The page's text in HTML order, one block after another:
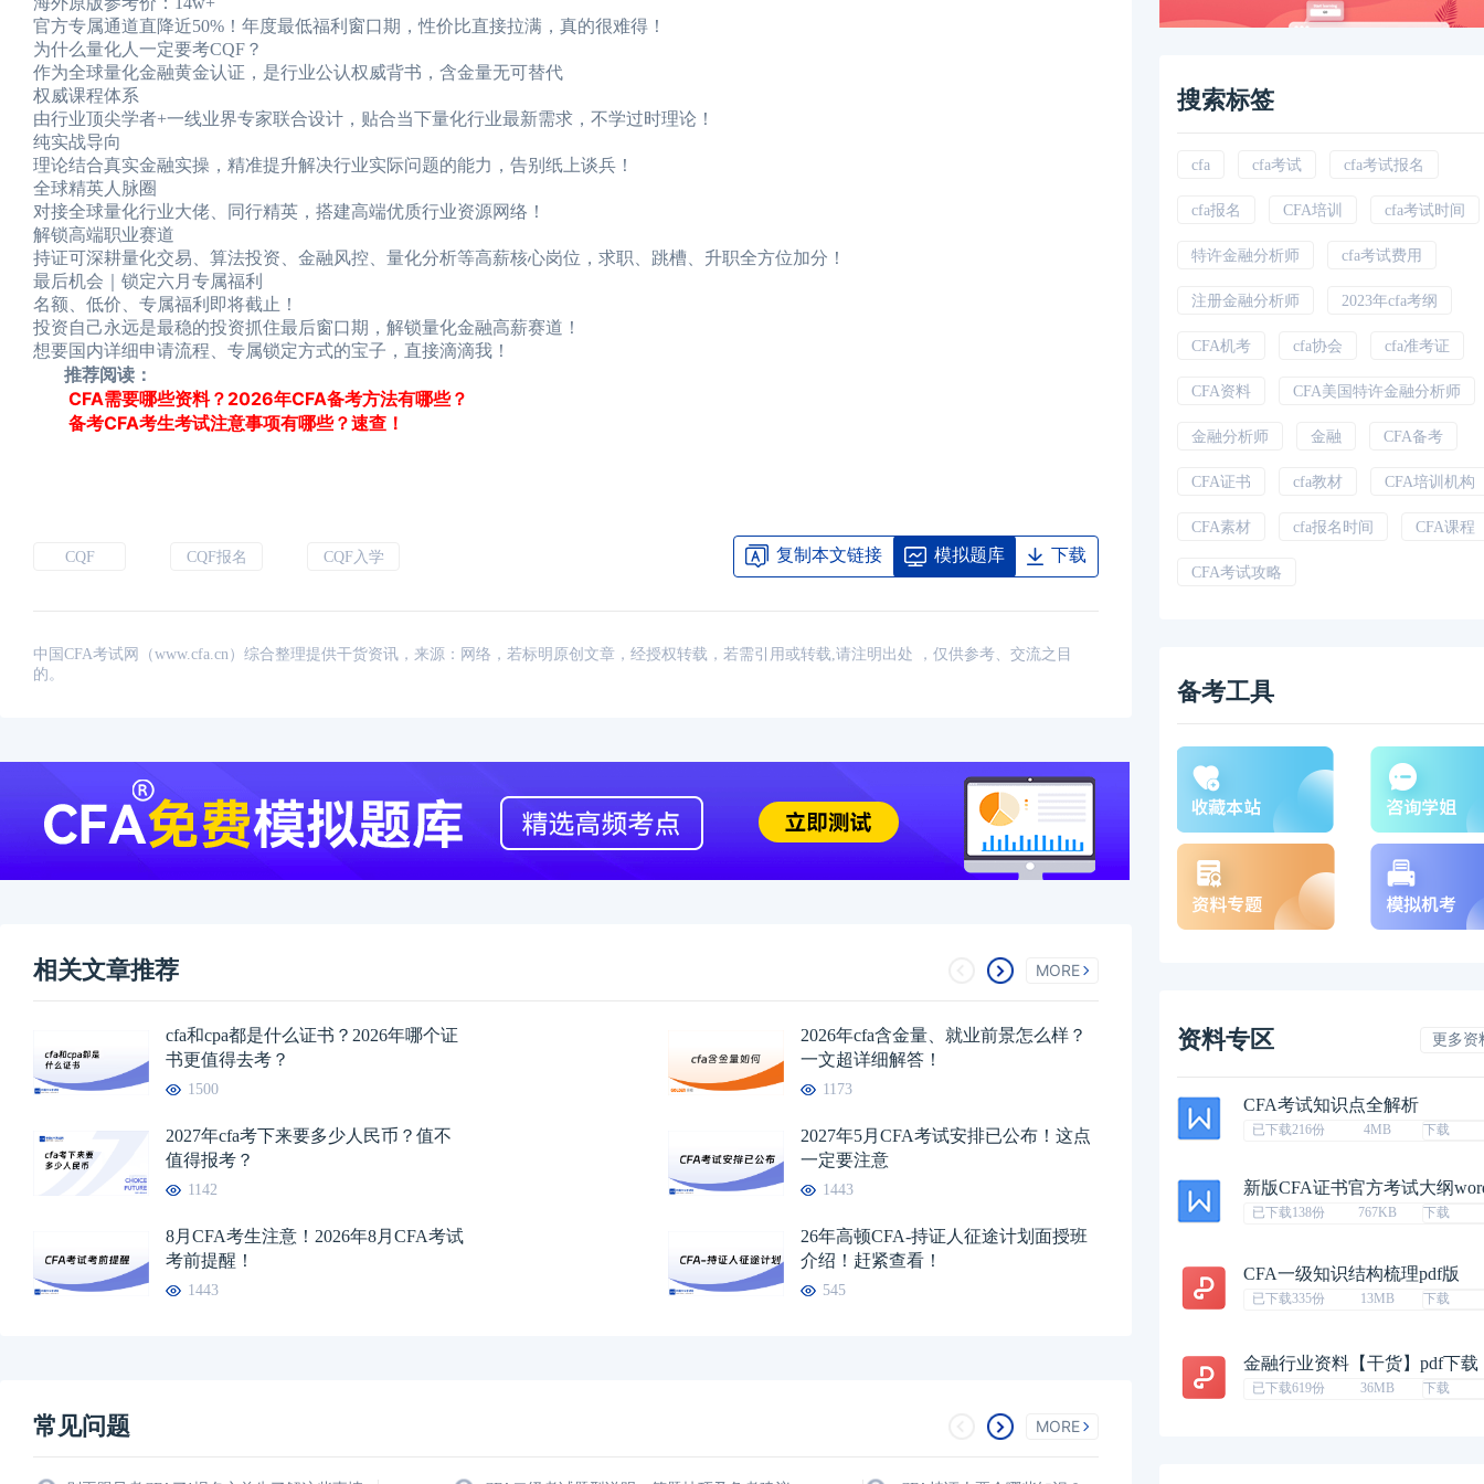
官方专属通道直降近50%！年度最低福利窗口期，性价比直接拉满，真的很难得！
为什么量化人一定要考CQF？
作为全球量化金融黄金认证，是行业公认权威背书，含金量无可替代
权威课程体系
由行业顶尖学者+一线业界专家联合设计，贴合当下量化行业最新需求，不学过时理论！
纯实战导向
理论结合真实金融实操，精准提升解决行业实际问题的能力，告别纸上谈兵！
全球精英人脉圈
对接全球量化行业大佬、同行精英，搭建高端优质行业资源网络！
解锁高端职业赛道
持证可深耕量化交易、算法投资、金融风控、量化分析等高薪核心岗位，求职、跳槽、升职全方位加分！
最后机会｜锁定六月专属福利
名额、低价、专属福利即将截止！
投资自己永远是最稳的投资抓住最后窗口期，解锁量化金融高薪赛道！
想要国内详细申请流程、专属锁定方式的宝子，直接滴滴我！
推荐阅读：
CFA需要哪些资料？2026年CFA备考方法有哪些？
备考CFA考生考试注意事项有哪些？速查！
CQF CQF报名 CQF入学 复制本文链接 模拟题库 下载
中国CFA考试网（www.cfa.cn）综合整理提供干货资讯，来源：网络，若标明原创文章，经授权转载，若需引用或转载,请注明出处 ，仅供参考、交流之目
的。
相关文章推荐 MORE
cfa和cpa都是什么证书？2026年哪个证
书更值得去考？
1500
2026年cfa含金量、就业前景怎么样？
一文超详细解答！
1173
2027年cfa考下来要多少人民币？值不
值得报考？
1142
2027年5月CFA考试安排已公布！这点
一定要注意
1443
8月CFA考生注意！2026年8月CFA考试
考前提醒！
1443
26年高顿CFA-持证人征途计划面授班
介绍！赶紧查看！
545
常见问题 MORE
搜索标签
cfa cfa考试 cfa考试报名
cfa报名 CFA培训 cfa考试时间
特许金融分析师 cfa考试费用
注册金融分析师 2023年cfa考纲
CFA机考 cfa协会 cfa准考证
CFA资料 CFA美国特许金融分析师
金融分析师 金融 CFA备考
CFA证书 cfa教材 CFA培训机构
CFA素材 cfa报名时间 CFA课程
CFA考试攻略
备考工具
资料专区 更多资
CFA考试知识点全解析
已下载216份 4MB 下载
新版CFA证书官方考试大纲
已下载138份 767KB 下载
CFA一级知识结构梳理pdf版
已下载335份 13MB 下载
金融行业资料【干货】pdf下载
已下载619份 36MB 下载